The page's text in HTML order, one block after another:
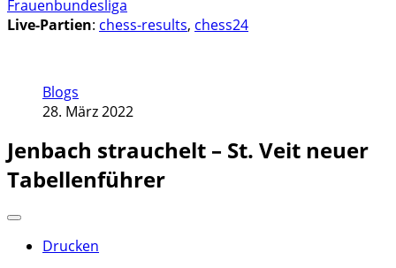
Frauenbundesliga
Live-Partien: chess-results, chess24
Blogs
28. März 2022
Jenbach strauchelt – St. Veit neuer
Tabellenführer
Drucken